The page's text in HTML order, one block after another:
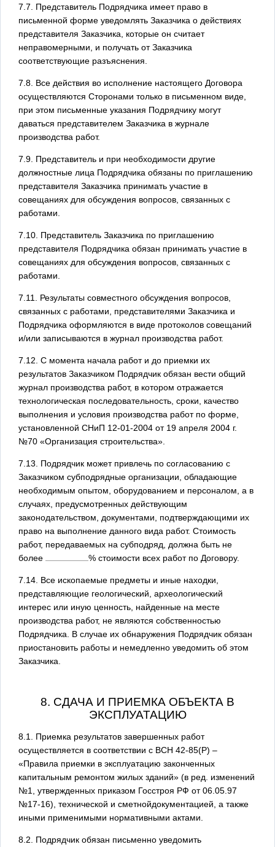
7.7. Представитель Подрядчика имеет право в
письменной форме уведомлять Заказчика о действиях
представителя Заказчика, которые он считает
неправомерными, и получать от Заказчика
соответствующие разъяснения.
7.8. Все действия во исполнение настоящего Договора
осуществляются Сторонами только в письменном виде,
при этом письменные указания Подрядчику могут
даваться представителем Заказчика в журнале
производства работ.
7.9. Представитель и при необходимости другие
должностные лица Подрядчика обязаны по приглашению
представителя Заказчика принимать участие в
совещаниях для обсуждения вопросов, связанных с
работами.
7.10. Представитель Заказчика по приглашению
представителя Подрядчика обязан принимать участие в
совещаниях для обсуждения вопросов, связанных с
работами.
7.11. Результаты совместного обсуждения вопросов,
связанных с работами, представителями Заказчика и
Подрядчика оформляются в виде протоколов совещаний
и/или записываются в журнал производства работ.
7.12. С момента начала работ и до приемки их
результатов Заказчиком Подрядчик обязан вести общий
журнал производства работ, в котором отражается
технологическая последовательность, сроки, качество
выполнения и условия производства работ по форме,
установленной СНиП 12-01-2004 от 19 апреля 2004 г.
№70 «Организация строительства».
7.13. Подрядчик может привлечь по согласованию с
Заказчиком субподрядные организации, обладающие
необходимым опытом, оборудованием и персоналом, а в
случаях, предусмотренных действующим
законодательством, документами, подтверждающими их
право на выполнение данного вида работ. Стоимость
работ, передаваемых на субподряд, должна быть не
более
% стоимости всех работ по Договору.
7.14. Все ископаемые предметы и иные находки,
представляющие геологический, археологический
интерес или иную ценность, найденные на месте
производства работ, не являются собственностью
Подрядчика. В случае их обнаружения Подрядчик обязан
приостановить работы и немедленно уведомить об этом
Заказчика.
8. СДАЧА И ПРИЕМКА ОБЪЕКТА В
ЭКСПЛУАТАЦИЮ
8.1. Приемка результатов завершенных работ
осуществляется в соответствии с ВСН 42-85(Р) –
«Правила приемки в эксплуатацию законченных
капитальным ремонтом жилых зданий» (в ред. изменений
№1, утвержденных приказом Госстроя РФ от 06.05.97
№17-16), технической и сметнойдокументацией, а также
иными применимыми нормативными актами.
8.2. Подрядчик обязан письменно уведомить